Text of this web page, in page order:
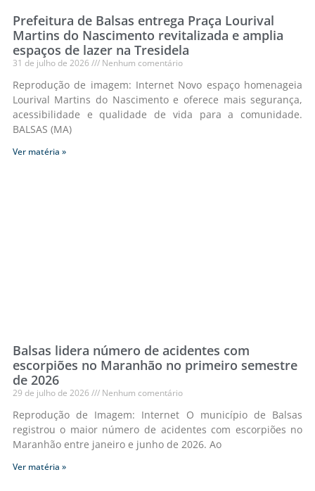
Prefeitura de Balsas entrega Praça Lourival
Martins do Nascimento revitalizada e amplia
espaços de lazer na Tresidela
31 de julho de 2026 Nenhum comentário
Reprodução de imagem: Internet Novo espaço homenageia
Lourival Martins do Nascimento e oferece mais segurança,
acessibilidade e qualidade de vida para a comunidade.
BALSAS (MA)
Ver matéria »
Balsas lidera número de acidentes com
escorpiões no Maranhão no primeiro semestre
de 2026
29 de julho de 2026 Nenhum comentário
Reprodução de Imagem: Internet O município de Balsas
registrou o maior número de acidentes com escorpiões no
Maranhão entre janeiro e junho de 2026. Ao
Ver matéria »